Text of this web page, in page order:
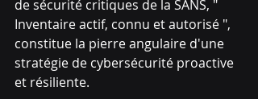
de sécurité critiques de la SANS, "
Inventaire actif, connu et autorisé ",
constitue la pierre angulaire d'une
stratégie de cybersécurité proactive
et résiliente.